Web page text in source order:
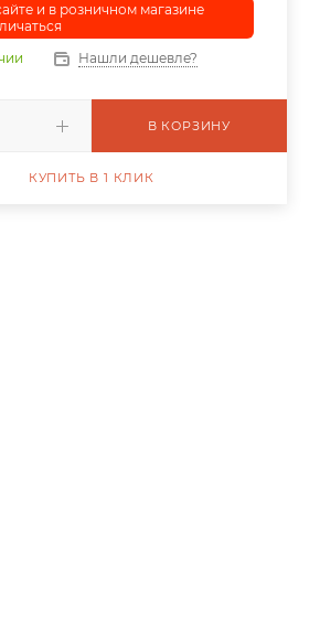
и в розничном магазине
Нашли дешевле?
В КОРЗИНУ
КУПИТЬ В 1 КЛИК